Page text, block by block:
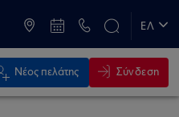
ΕΛ
Νέος πελάτης Σύνδεση